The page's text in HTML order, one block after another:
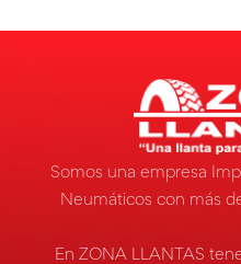
Somos una empresa
Neumáticos con más
En ZONA LLANTAS